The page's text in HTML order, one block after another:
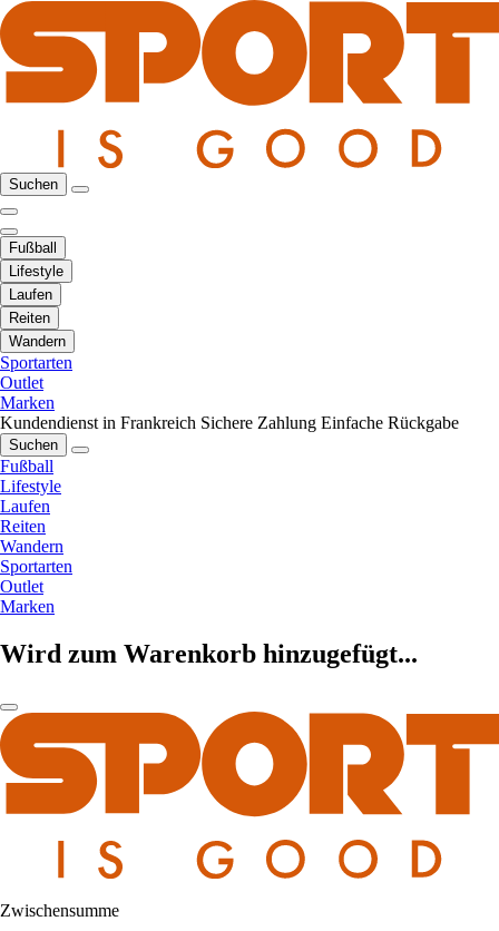
Suchen
Fußball
Lifestyle
Laufen
Reiten
Wandern
Sportarten
Outlet
Marken
Kundendienst in Frankreich Sichere Zahlung Einfache Rückgabe
Suchen
Fußball
Lifestyle
Laufen
Reiten
Wandern
Sportarten
Outlet
Marken
Wird zum Warenkorb hinzugefügt...
Zwischensumme